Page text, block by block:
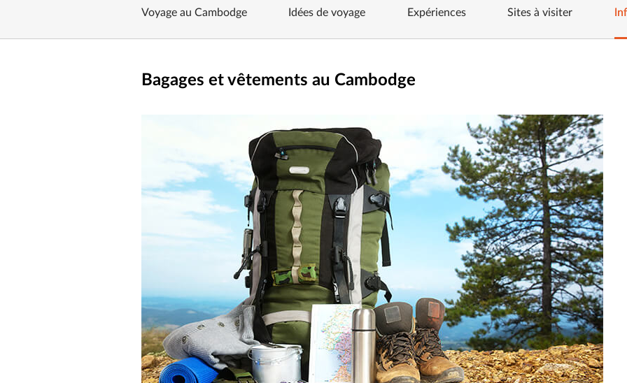
Voyage au Cambodge Idées de voyage Expériences Sites à visiter
Bagages et vêtements au Cambodge